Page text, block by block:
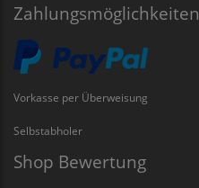
Zahlungsmöglichkeiten
Vorkasse per Überweisung
Selbstabholer
Shop Bewertung